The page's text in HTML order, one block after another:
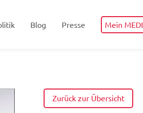
Blog Presse Mein MEDI
Zurück zur Übersicht